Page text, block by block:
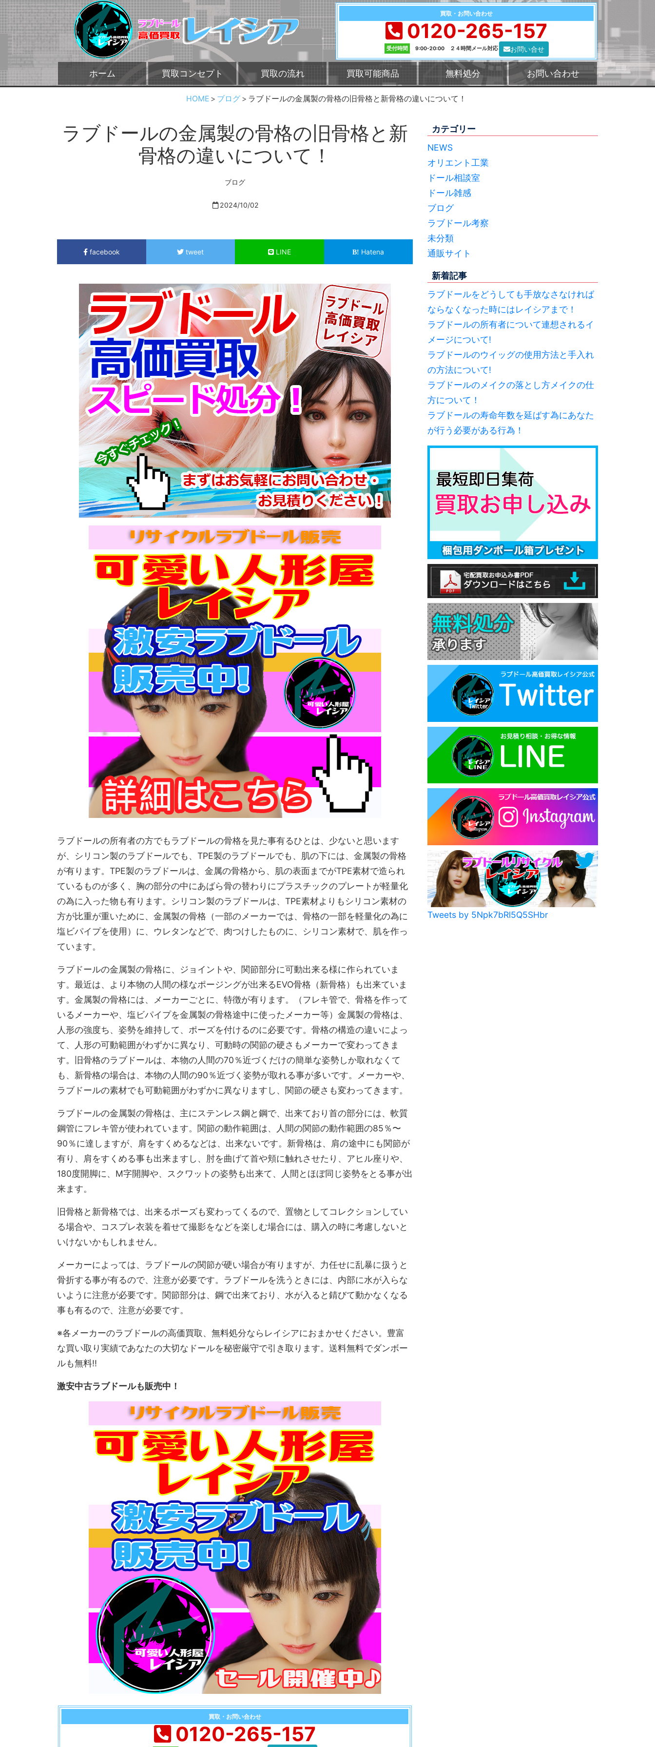
買取・お問い合わせ
0120-265-157
受付時間 9:00-20:00 ２４時間メール対応 お問い合せ
ホーム 買取コンセプト 買取の流れ 買取可能商品 無料処分 お問い合わせ
HOME ブログ ラブドールの金属製の骨格の旧骨格と新骨格の違いについて！
ラブドールの金属製の骨格の旧骨格と新
骨格の違いについて！
ブログ
2024/10/02
facebook tweet LINE Hatena
ラブドールの所有者の方でもラブドールの骨格を見た事有るひとは、少ないと思います
が、シリコン製のラブドールでも、TPE製のラブドールでも、肌の下には、金属製の骨格
が有ります。TPE製のラブドールは、金属の骨格から、肌の表面までがTPE素材で造られ
ているものが多く、胸の部分の中にあばら骨の替わりにプラスチックのプレートが軽量化
の為に入った物も有ります。シリコン製のラブドールは、TPE素材よりもシリコン素材の
方が比重が重いために、金属製の骨格（一部のメーカーでは、骨格の一部を軽量化の為に
塩ビパイプを使用）に、ウレタンなどで、肉つけしたものに、シリコン素材で、肌を作っ
ています。
ラブドールの金属製の骨格に、ジョイントや、関節部分に可動出来る様に作られていま
す。最近は、より本物の人間の様なポージングが出来るEVO骨格（新骨格）も出来ていま
す。金属製の骨格には、メーカーごとに、特徴が有ります。（フレキ管で、骨格を作って
いるメーカーや、塩ビパイプを金属製の骨格途中に使ったメーカー等）金属製の骨格は、
人形の強度ち、姿勢を維持して、ポーズを付けるのに必要です。骨格の構造の違いによっ
て、人形の可動範囲がわずかに異なり、可動時の関節の硬さもメーカーで変わってきま
す。旧骨格のラブドールは、本物の人間の70％近づくだけの簡単な姿勢しか取れなくて
も、新骨格の場合は、本物の人間の90％近づく姿勢が取れる事が多いです。メーカーや、
ラブドールの素材でも可動範囲がわずかに異なりますし、関節の硬さも変わってきます。
ラブドールの金属製の骨格は、主にステンレス鋼と鋼で、出来ており首の部分には、軟質
鋼管にフレキ管が使われています。関節の動作範囲は、人間の関節の動作範囲の85％〜
90％に達しますが、肩をすくめるなどは、出来ないです。新骨格は、肩の途中にも関節が
有り、肩をすくめる事も出来ますし、肘を曲げて首や頬に触れさせたり、アヒル座りや、
180度開脚に、M字開脚や、スクワットの姿勢も出来て、人間とほぼ同じ姿勢をとる事が出
来ます。
旧骨格と新骨格では、出来るポーズも変わってくるので、置物としてコレクションしてい
る場合や、コスプレ衣装を着せて撮影をなどを楽しむ場合には、購入の時に考慮しないと
いけないかもしれません。
メーカーによっては、ラブドールの関節が硬い場合が有りますが、力任せに乱暴に扱うと
骨折する事が有るので、注意が必要です。ラブドールを洗うときには、内部に水が入らな
いように注意が必要です。関節部分は、鋼で出来ており、水が入ると錆びて動かなくなる
事も有るので、注意が必要です。
※各メーカーのラブドールの高価買取、無料処分ならレイシアにおまかせください。豊富
な買い取り実績であなたの大切なドールを秘密厳守で引き取ります。送料無料でダンボー
ルも無料!!
激安中古ラブドールも販売中！
買取・お問い合わせ
0120-265-157
カテゴリー
NEWS
オリエント工業
ドール相談室
ドール雑感
ブログ
ラブドール考察
未分類
通販サイト
新着記事
ラブドールをどうしても手放なさなければ
ならなくなった時にはレイシアまで！
ラブドールの所有者について連想されるイ
メージについて!
ラブドールのウイッグの使用方法と手入れ
の方法について!
ラブドールのメイクの落とし方メイクの仕
方について！
ラブドールの寿命年数を延ばす為にあなた
が行う必要がある行為！
Tweets by 5Npk7bRl5Q5SHbr